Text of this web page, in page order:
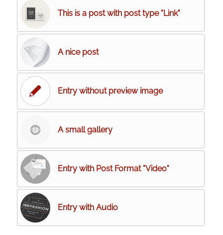
This is a post with post type "Link"
A nice post
Entry without preview image
A small gallery
Entry with Post Format "Video"
Entry with Audio